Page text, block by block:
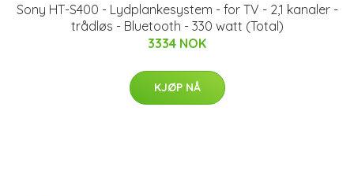
Sony HT-S400 - Lydplankesystem - for TV - 2,1 kanaler -
trådløs - Bluetooth - 330 watt (Total)
3334 NOK
KJØP NÅ